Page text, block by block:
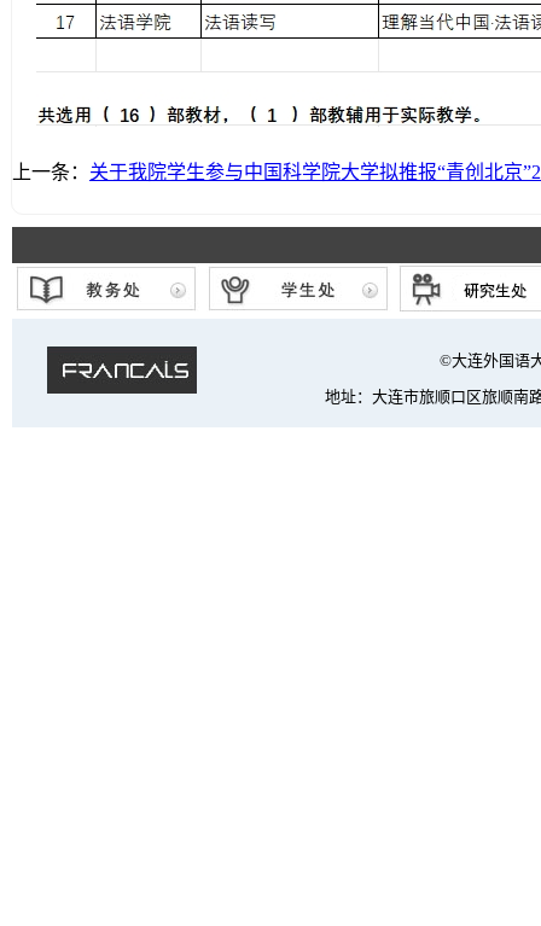
上一条： 关于我院学生参与中国科学院大学拟推报“青创北京
©大连外国语
地址：大连市旅顺口区旅顺南